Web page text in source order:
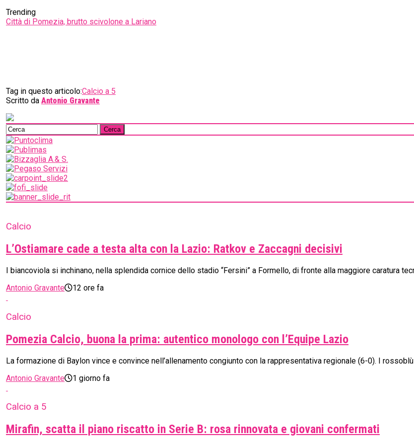
Trending
Città di Pomezia, brutto scivolone a Lariano
Tag in questo articolo:Calcio a 5
Scritto da Antonio Gravante
Calcio
L’Ostiamare cade a testa alta con la Lazio: Ratkov e Zaccagni decisivi
I biancoviola si inchinano, nella splendida cornice dello stadio “Fersini” a Formello, di fronte alla maggiore caratura
Antonio Gravante
12 ore fa
Calcio
Pomezia Calcio, buona la prima: autentico monologo con l’Equipe Lazio
La formazione di Baylon vince e convince nell’allenamento congiunto con la rappresentativa regionale (6-0). I
Antonio Gravante
1 giorno fa
Calcio a 5
Mirafin, scatta il piano riscatto in Serie B: rosa rinnovata e giovani confermati